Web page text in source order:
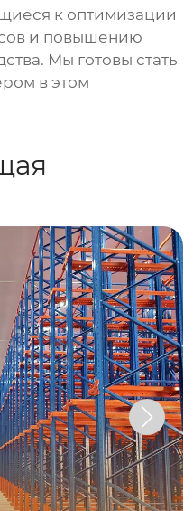
к оптимизации
и повышению
Мы готовы стать
в этом